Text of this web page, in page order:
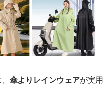
傘よりレインウェアが実用